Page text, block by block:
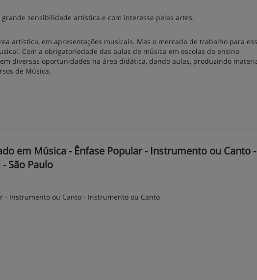
sensibilidade artística e com interesse pelas artes.
artística, em apresentações musicais. Mas o mercado de trabalho para
Com a obrigatoriedade das aulas de música em escolas do ensino
diversas oportunidades na área didática, dando aulas, produzindo
de Música.
em Música - Ênfase Popular - Instrumento ou Canto -
São Paulo
- Instrumento ou Canto - Instrumento ou Canto